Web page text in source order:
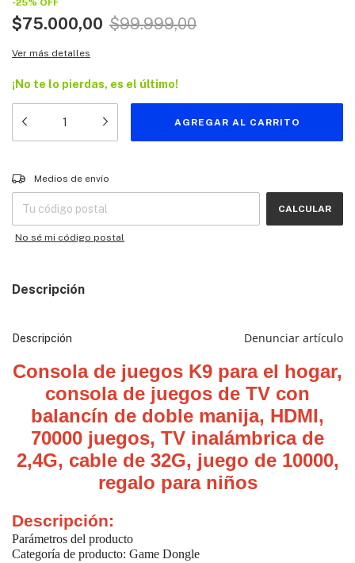
-25% OFF
$75.000,00 $99.999,00
Ver más detalles
¡No te lo pierdas, es el último!
Entregas para el CP:
Medios de envío
CALCULAR
No sé mi código postal
Descripción
Descripción Denunciar artículo
Consola de juegos K9 para el hogar,
consola de juegos de TV con
balancín de doble manija, HDMI,
70000 juegos, TV inalámbrica de
2,4G, cable de 32G, juego de 10000,
regalo para niños
Descripción:
Parámetros del producto
Categoría de producto: Game Dongle